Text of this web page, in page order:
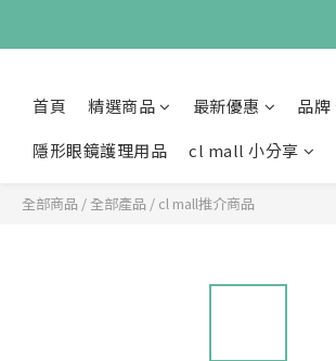
首頁 精選商品 最新優惠 品牌
隱形眼鏡護理用品
cl mall 小分享
全部商品 / 全部產品 / cl mall推介商品